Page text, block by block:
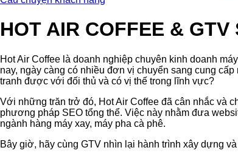
HOT AIR COFFEE & GTV
Hot Air Coffee là doanh nghiệp chuyên kinh doanh
nay, ngày càng có nhiều đơn vị chuyển sang cung
tranh được với đối thủ và có vị thế trong lĩnh vực?
Với những trăn trở đó, Hot Air Coffee đã cân nhắc và
phương pháp SEO tổng thể. Việc này nhằm đưa
ngành hàng máy xay, máy pha cà phê.
Bây giờ, hãy cùng GTV nhìn lại hành trình xây dựng